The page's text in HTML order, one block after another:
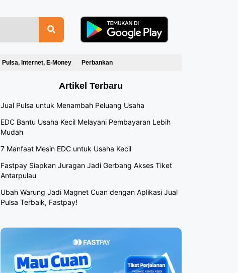
Pulsa, Internet, E-Money Perbankan
Artikel Terbaru
Jual Pulsa untuk Menambah Peluang Usaha
EDC Bantu Usaha Kecil Melayani Pembayaran Lebih
Mudah
7 Manfaat Mesin EDC untuk Usaha Kecil
Fastpay Siapkan Juragan Jadi Gerbang Akses Tiket
Antarpulau
Ubah Warung Jadi Magnet Cuan dengan Aplikasi Jual
Pulsa Terbaik, Fastpay!